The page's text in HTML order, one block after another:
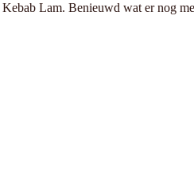
Lam. Benieuwd wat er nog